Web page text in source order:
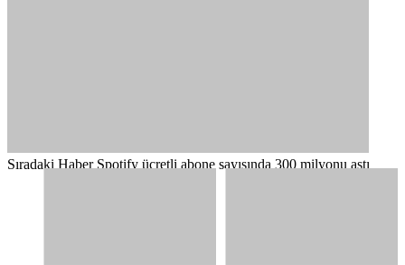
Sıradaki Haber Spotify ücretli abone sayısında 300 milyonu aştı